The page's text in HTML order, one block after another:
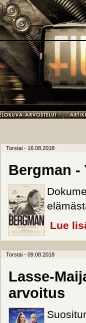
Torstai - 16.08.2018
Bergman -
Lue
Torstai - 09.08.2018
Lasse-
arvoitus